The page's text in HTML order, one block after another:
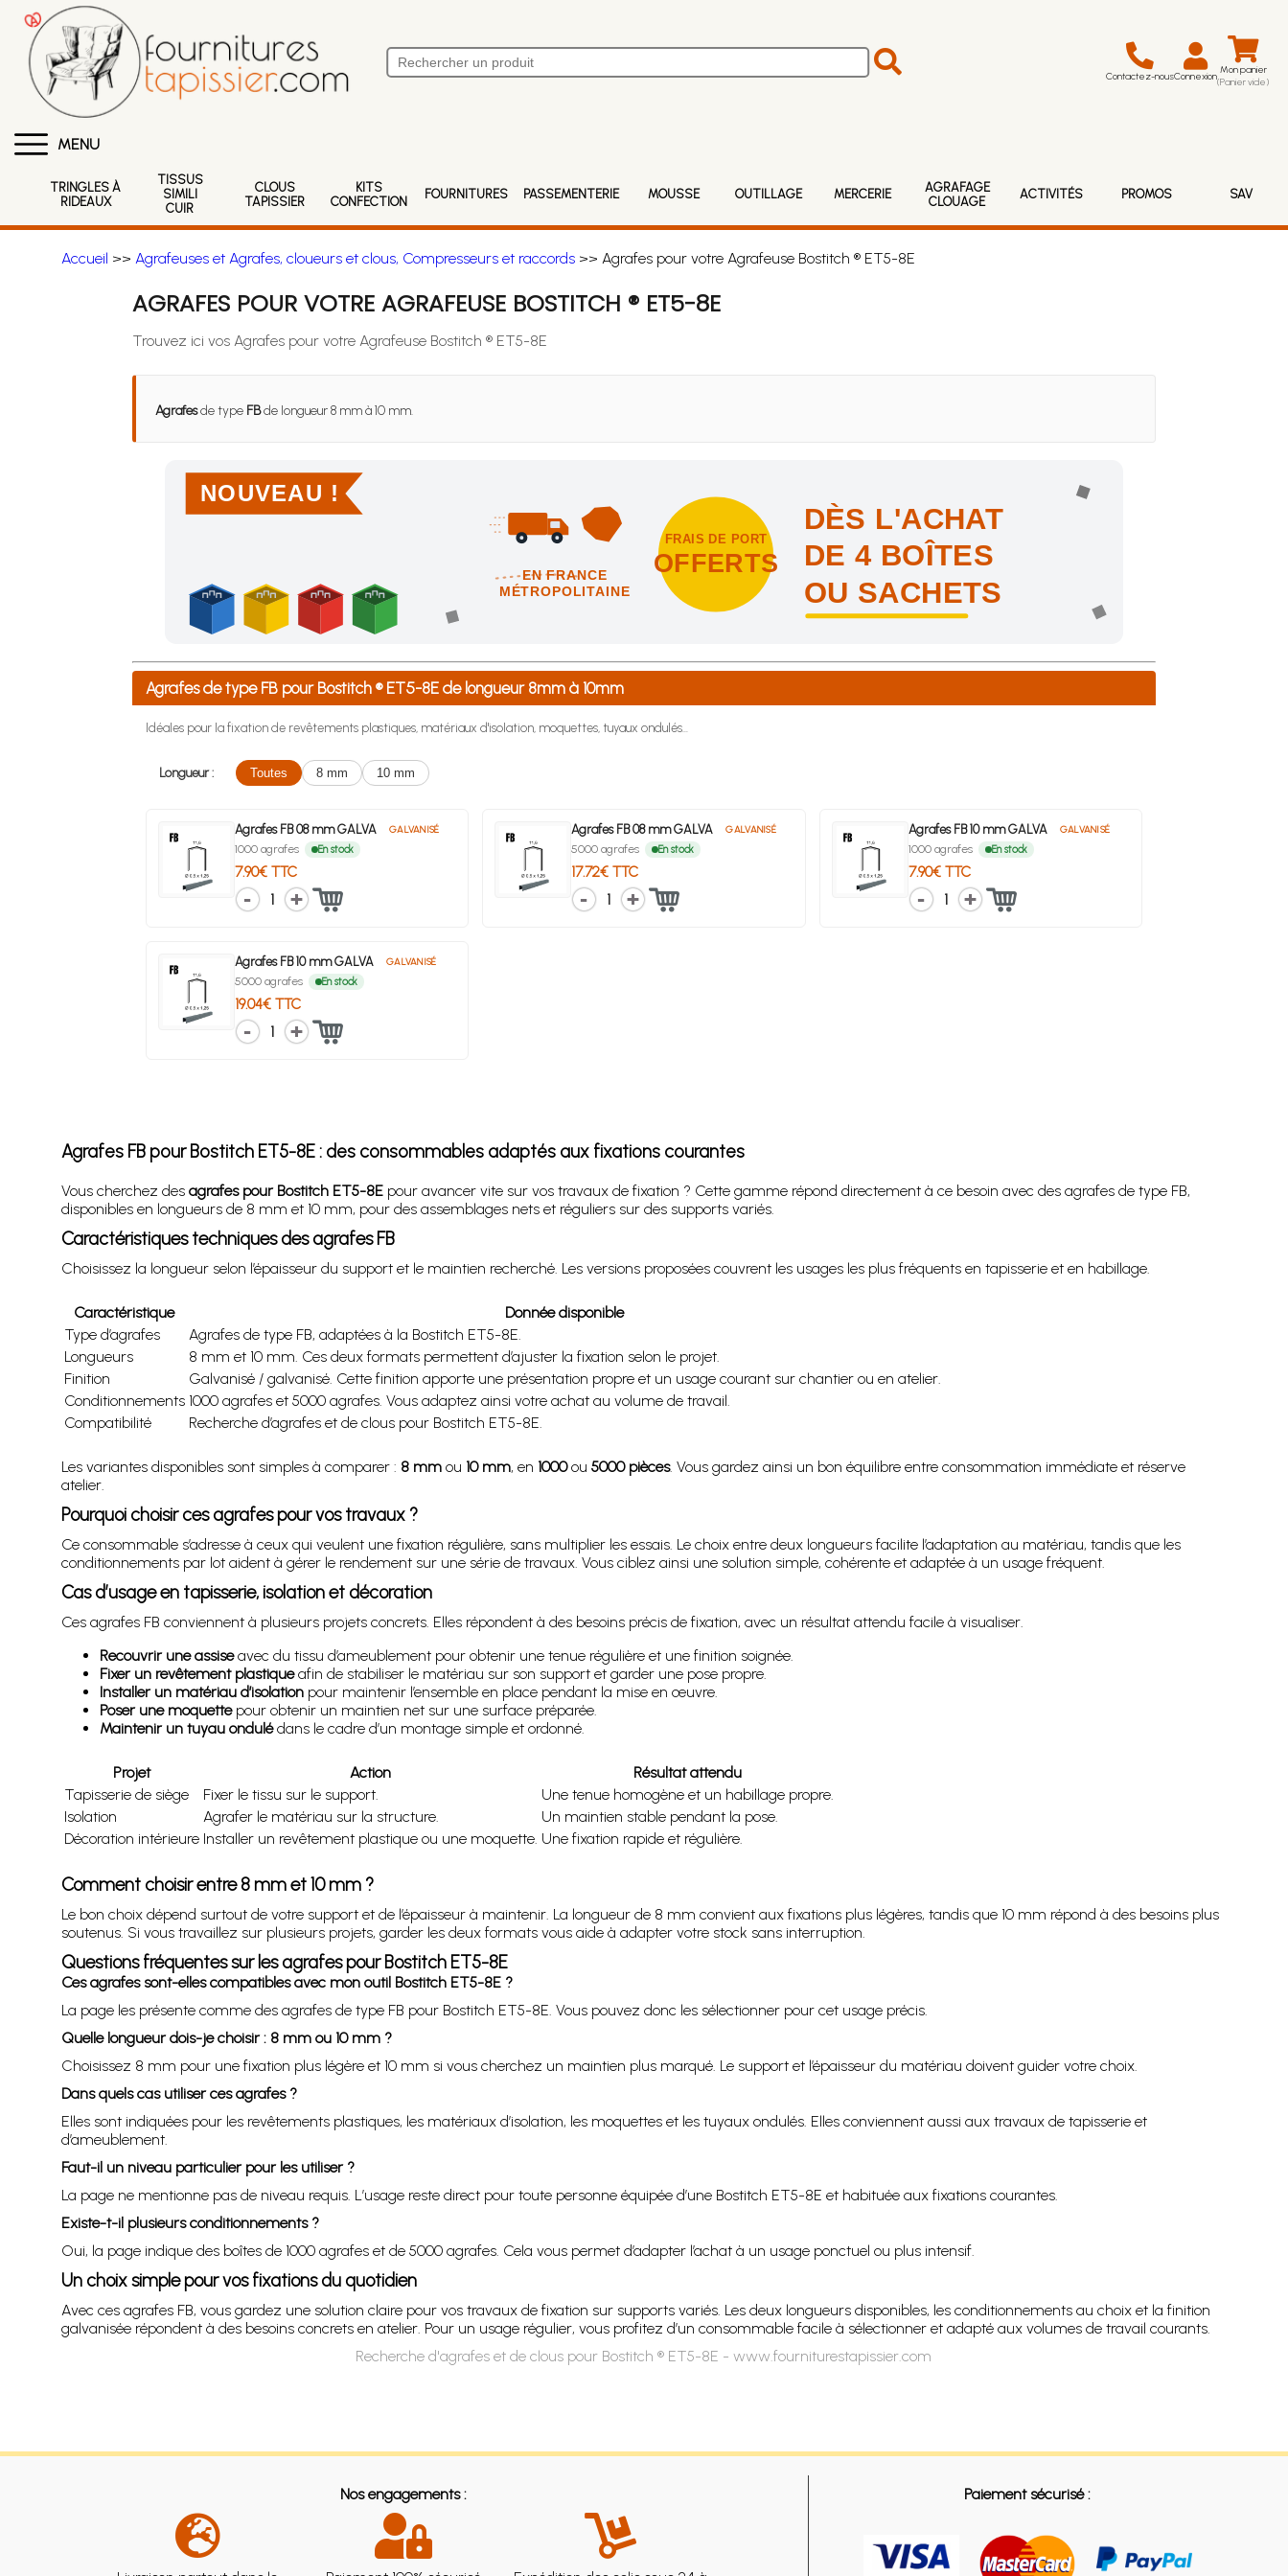
Contactez-nousConnexion Mon panier
(Panier vide)
MENU
TRINGLES À
RIDEAUX
TISSUS
SIMILI
CUIR
CLOUS
TAPISSIER
KITS
CONFECTION
FOURNITURES PASSEMENTERIE MOUSSE OUTILLAGE MERCERIE
AGRAFAGE
CLOUAGE
ACTIVITÉS PROMOS SAV
Accueil >> Agrafeuses et Agrafes, cloueurs et clous, Compresseurs et raccords>> Agrafes pour votre Agrafeuse Bostitch ® ET5-8E
AGRAFES POUR VOTRE AGRAFEUSE BOSTITCH ® ET5-8E
Trouvez ici vos Agrafes pour votre Agrafeuse Bostitch ® ET5-8E
Agrafesde type FBde longueur 8 mm à 10 mm.
NOUVEAU !
EN FRANCE
MÉTROPOLITAINE
FRAIS DE PORT
OFFERTS
DÈS L'ACHAT
DE 4 BOÎTES
OU SACHETS
Achetez 4 sachets ou boîtes d'agrafes ou de pointes et nous vous offrons les frais de port en France métropolitaine !
Agrafes de type FB pour Bostitch ® ET5-8E de longueur 8mm à 10mm
Idéales pour la fixation de revêtements plastiques, matériaux d'isolation, moquettes, tuyaux ondulés...
Longueur : Toutes 8 mm 10 mm
Agrafes FB 08 mm GALVA GALVANISÉ
1000 agrafes En stock
7.90€ TTC
1
Agrafes FB 08 mm GALVA GALVANISÉ
5000 agrafes En stock
17.72€ TTC
1
Agrafes FB 10 mm GALVA GALVANISÉ
1000 agrafes En stock
7.90€ TTC
1
Agrafes FB 10 mm GALVA GALVANISÉ
5000 agrafes En stock
19.04€ TTC
1
Agrafes FB pour Bostitch ET5-8E : des consommables adaptés aux fixations courantes
Vous cherchez des agrafes pour Bostitch ET5-8Epour avancer vite sur vos travaux de fixation ? Cette gamme répond directement à ce besoin avec des agrafes de type FB,
disponibles en longueurs de 8 mm et 10 mm, pour des assemblages nets et réguliers sur des supports variés.
Caractéristiques techniques des agrafes FB
Choisissez la longueur selon l’épaisseur du support et le maintien recherché. Les versions proposées couvrent les usages les plus fréquents en tapisserie et en habillage.
Caractéristique
Donnée disponible
Type d’agrafes
Agrafes de type FB, adaptées à la Bostitch ET5-8E.
Longueurs
8 mm et 10 mm. Ces deux formats permettent d’ajuster la fixation selon le projet.
Finition
Galvanisé / galvanisé. Cette finition apporte une présentation propre et un usage courant sur chantier ou en atelier.
Conditionnements 1000 agrafes et 5000 agrafes. Vous adaptez ainsi votre achat au volume de travail.
Compatibilité
Recherche d’agrafes et de clous pour Bostitch ET5-8E.
Les variantes disponibles sont simples à comparer : 8 mmou 10 mm, en 1000ou 5000 pièces. Vous gardez ainsi un bon équilibre entre consommation immédiate et réserve
atelier.
Pourquoi choisir ces agrafes pour vos travaux ?
Ce consommable s’adresse à ceux qui veulent une fixation régulière, sans multiplier les essais. Le choix entre deux longueurs facilite l’adaptation au matériau, tandis que les
conditionnements par lot aident à gérer le rendement sur une série de travaux. Vous ciblez ainsi une solution simple, cohérente et adaptée à un usage fréquent.
Cas d’usage en tapisserie, isolation et décoration
Ces agrafes FB conviennent à plusieurs projets concrets. Elles répondent à des besoins précis de fixation, avec un résultat attendu facile à visualiser.
Recouvrir une assiseavec du tissu d’ameublement pour obtenir une tenue régulière et une finition soignée.
Fixer un revêtement plastiqueafin de stabiliser le matériau sur son support et garder une pose propre.
Installer un matériau d’isolationpour maintenir l’ensemble en place pendant la mise en œuvre.
Poser une moquettepour obtenir un maintien net sur une surface préparée.
Maintenir un tuyau ondulédans le cadre d’un montage simple et ordonné.
Projet Action
Résultat attendu
Tapisserie de siège
Fixer le tissu sur le support.
Une tenue homogène et un habillage propre.
Isolation
Agrafer le matériau sur la structure.
Un maintien stable pendant la pose.
Décoration intérieure Installer un revêtement plastique ou une moquette. Une fixation rapide et régulière.
Comment choisir entre 8 mm et 10 mm ?
Le bon choix dépend surtout de votre support et de l’épaisseur à maintenir. La longueur de 8 mm convient aux fixations plus légères, tandis que 10 mm répond à des besoins plus
soutenus. Si vous travaillez sur plusieurs projets, garder les deux formats vous aide à adapter votre stock sans interruption.
Questions fréquentes sur les agrafes pour Bostitch ET5-8E
Ces agrafes sont-elles compatibles avec mon outil Bostitch ET5-8E ?
La page les présente comme des agrafes de type FB pour Bostitch ET5-8E. Vous pouvez donc les sélectionner pour cet usage précis.
Quelle longueur dois-je choisir : 8 mm ou 10 mm ?
Choisissez 8 mm pour une fixation plus légère et 10 mm si vous cherchez un maintien plus marqué. Le support et l’épaisseur du matériau doivent guider votre choix.
Dans quels cas utiliser ces agrafes ?
Elles sont indiquées pour les revêtements plastiques, les matériaux d’isolation, les moquettes et les tuyaux ondulés. Elles conviennent aussi aux travaux de tapisserie et
d’ameublement.
Faut-il un niveau particulier pour les utiliser ?
La page ne mentionne pas de niveau requis. L’usage reste direct pour toute personne équipée d’une Bostitch ET5-8E et habituée aux fixations courantes.
Existe-t-il plusieurs conditionnements ?
Oui, la page indique des boîtes de 1000 agrafes et de 5000 agrafes. Cela vous permet d’adapter l’achat à un usage ponctuel ou plus intensif.
Un choix simple pour vos fixations du quotidien
Avec ces agrafes FB, vous gardez une solution claire pour vos travaux de fixation sur supports variés. Les deux longueurs disponibles, les conditionnements au choix et la finition
galvanisée répondent à des besoins concrets en atelier. Pour un usage régulier, vous profitez d’un consommable facile à sélectionner et adapté aux volumes de travail courants.
Recherche d'agrafes et de clous pour Bostitch ® ET5-8E - www.fourniturestapissier.com
Nos engagements : Paiement sécurisé :